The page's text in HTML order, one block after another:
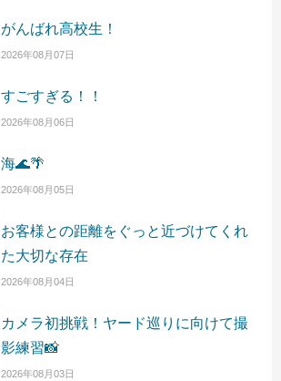
がんばれ高校生！
2026年08月07日
すごすぎる！！
2026年08月06日
海🌊🌴
2026年08月05日
お客様との距離をぐっと近づけてくれ
た大切な存在
2026年08月04日
カメラ初挑戦！ヤード巡りに向けて撮
影練習📸
2026年08月03日